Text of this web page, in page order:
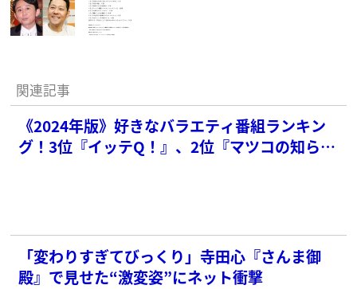
関連記事
《2024年版》好きなバラエティ番組ランキン
グ！3位『イッテQ！』、2位『マツコの知らな
「変わりすぎてびっくり」寺田心『さんま御
殿』で見せた“激変姿”にネット衝撃